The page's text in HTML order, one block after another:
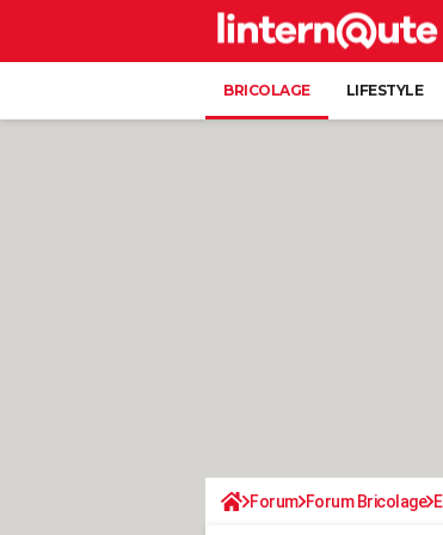
BRICOLAGE LIFESTYLE
Forum Forum Bricolage